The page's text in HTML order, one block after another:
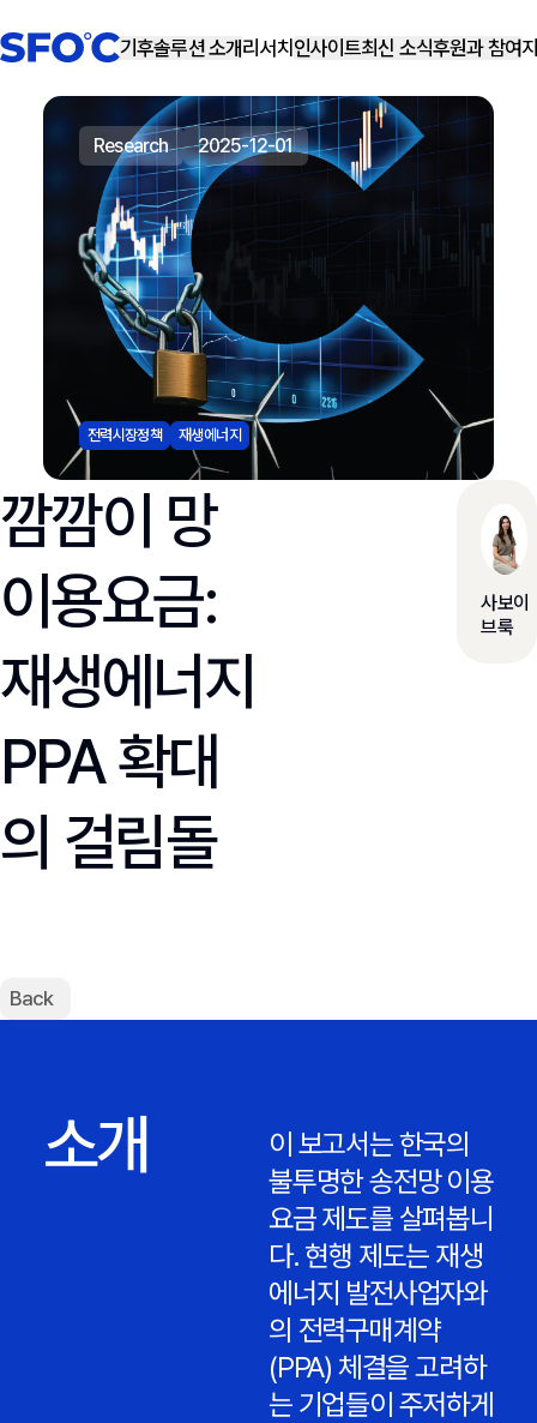
기후솔루션 소개리서치 인사이트최신 소식후원과 참여
research 2025-12-01
전력시장정책 재생에너지
깜깜이 망
이용요금:
재생에너지
PPA 확대
의 걸림돌
Back
사보이
브룩
소개
이 보고서는 한국의
불투명한 송전망 이용
요금 제도를 살펴봅니
다. 현행 제도는 재생
에너지 발전사업자와
의 전력구매계약
(PPA) 체결을 고려하
는 기업들이 주저하게